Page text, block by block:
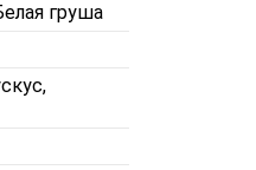
груша